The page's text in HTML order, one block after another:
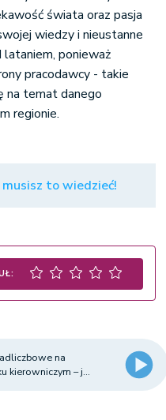
świata oraz pasja
wiedzy i nieustanne
ponieważ
pracodawcy - takie
na temat danego
regionie.
to wiedzieć!
na
kierowniczym – j...